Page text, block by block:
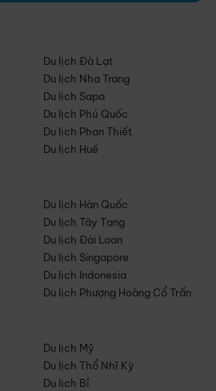
Du lịch Đà Lạt
Du lịch Nha Trang
Du lịch Sapa
Du lịch Phú Quốc
Du lịch Phan Thiết
Du lịch Huế
Du lịch Hàn Quốc
Du lịch Tây Tạng
Du lịch Đài Loan
Du lịch Singapore
Du lịch Indonesia
Du lịch Phượng Hoàng Cổ Trấn
Du lịch Mỹ
Du lịch Thổ Nhĩ Kỳ
Du lịch Bỉ